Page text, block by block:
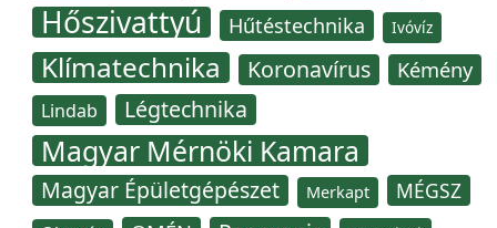
Hőszivattyú Hűtéstechnika Ivóvíz
Klímatechnika Koronavírus Kémény
Lindab Légtechnika
Magyar Mérnöki Kamara
Magyar Épületgépészet Merkapt MÉGSZ